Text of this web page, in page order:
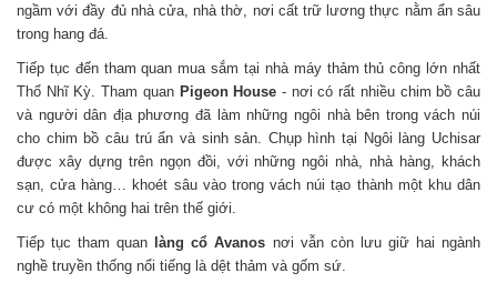
ngầm với đầy đủ nhà cửa, nhà thờ, nơi cất trữ lương thực nằm ẩn sâu
trong hang đá.
Tiếp tục đến tham quan mua sắm tại nhà máy thảm thủ công lớn nhất
Thổ Nhĩ Kỳ. Tham quan Pigeon House - nơi có rất nhiều chim bồ câu
và người dân địa phương đã làm những ngôi nhà bên trong vách núi
cho chim bồ câu trú ẩn và sinh sản. Chụp hình tại Ngôi làng Uchisar
được xây dựng trên ngọn đồi, với những ngôi nhà, nhà hàng, khách
sạn, cửa hàng… khoét sâu vào trong vách núi tạo thành một khu dân
cư có một không hai trên thế giới.
Tiếp tục tham quan làng cổ Avanos nơi vẫn còn lưu giữ hai ngành
nghề truyền thống nổi tiếng là dệt thảm và gốm sứ.